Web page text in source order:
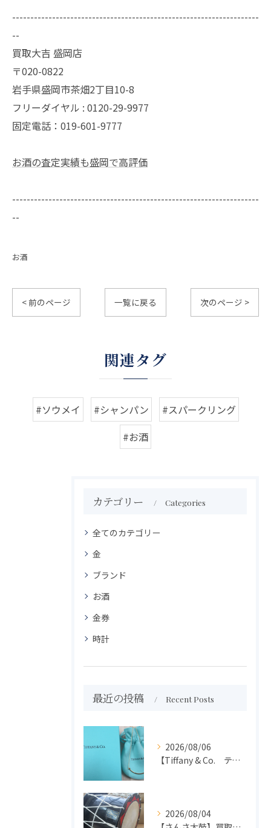
--------------------------------------------------------------------
--
買取大吉 盛岡店
〒020-0822
岩手県盛岡市茶畑2丁目10-8
フリーダイヤル : 0120-29-9977
固定電話：019-601-9777
お酒の査定実績も盛岡で高評価
--------------------------------------------------------------------
--
お酒
< 前のページ 一覧に戻る 次のページ >
関連タグ
#ソウメイ #シャンパン
#スパークリング
#お酒
カテゴリー Categories
全てのカテゴリー
金
ブランド
お酒
金券
時計
最近の投稿 Recent Posts
2026/08/06
【Tiffany & Co. ティファニー】買取 大吉盛岡店 アクセサリー買取しました！！
2026/08/04